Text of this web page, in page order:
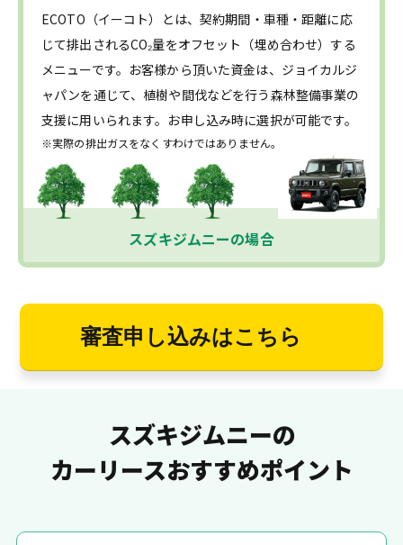
ECOTO（イーコト）とは、契約期間・車種・距離に応
じて排出されるCO₂量をオフセット（埋め合わせ）する
メニューです。お客様から頂いた資金は、ジョイカルジ
ャパンを通じて、植樹や間伐などを行う森林整備事業の
支援に用いられます。お申し込み時に選択が可能です。
※実際の排出ガスをなくすわけではありません。
スズキジムニーの場合
審査申し込みはこちら
スズキジムニーの
カーリースおすすめポイント